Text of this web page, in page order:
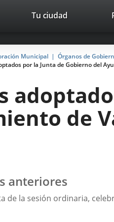
avaTop
Tu ciudad
Municipal Órganos de
por la Junta de Gobierno del
de
anteriores
de la sesión ordinaria,